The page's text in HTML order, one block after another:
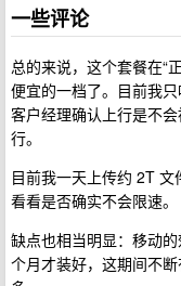
一些评论
总的来说，这个套餐在“
便宜的一档了。目前我
客户经理确认上行是不
行。
目前我一天上传约 2T
看看是否确实不会限速。
缺点也相当明显：移动
个月才装好，这期间不